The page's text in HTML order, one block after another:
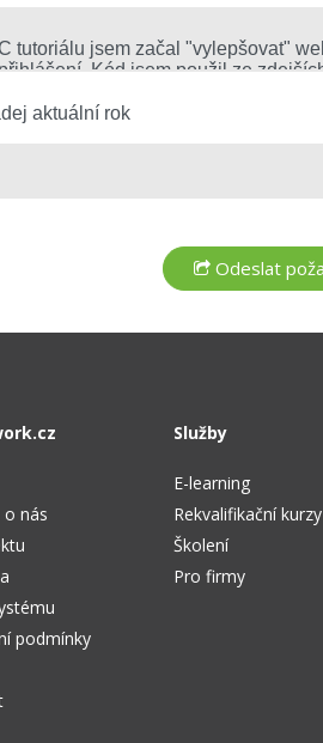
aktuální rok
o nás
podmínky
Služby
E-learning
Rekvalifikační kurzy
Školení
Pro firmy